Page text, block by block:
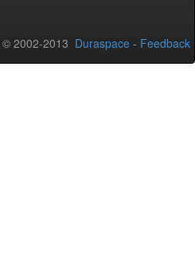
2002-2013 Duraspace - Feedback